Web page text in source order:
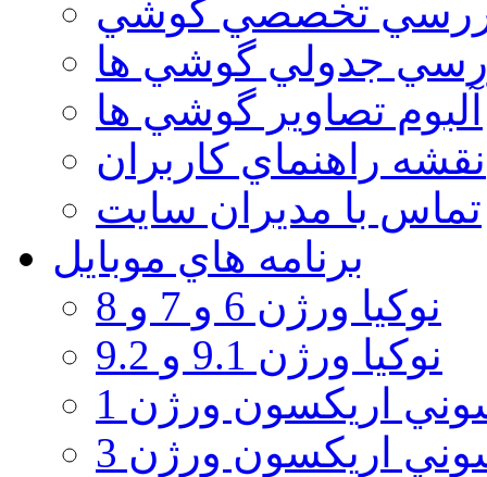
تخصصي گوشي
جدولي گوشي ها
آلبوم تصاوير گوشي ها
نقشه راهنماي كاربران
تماس با مديران سايت
برنامه هاي موبايل
نوکیا ورژن 6 و 7 و 8
نوکیا ورژن 9.1 و 9.2
اريكسون ورژن 1
اريكسون ورژن 3